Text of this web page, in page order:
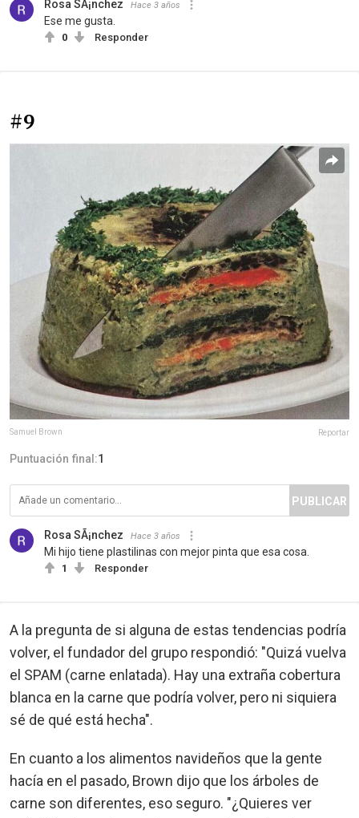
Rosa SÃ¡nchez Hace 3 años
Ese me gusta.
0 Responder
#9
Samuel Brown Reportar
Puntuación final:1
PUBLICAR
Rosa SÃ¡nchez Hace 3 años
Mi hijo tiene plastilinas con mejor pinta que esa cosa.
1 Responder
A la pregunta de si alguna de estas tendencias podría
volver, el fundador del grupo respondió: "Quizá vuelva
el SPAM (carne enlatada). Hay una extraña cobertura
blanca en la carne que podría volver, pero ni siquiera
sé de qué está hecha".
En cuanto a los alimentos navideños que la gente
hacía en el pasado, Brown dijo que los árboles de
carne son diferentes, eso seguro. "¿Quieres ver